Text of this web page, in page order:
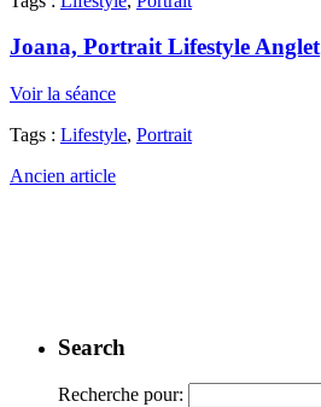
Joana, Portrait Lifestyle Anglet
Voir la séance
Tags : Lifestyle, Portrait
Ancien article
Search
Recherche pour: